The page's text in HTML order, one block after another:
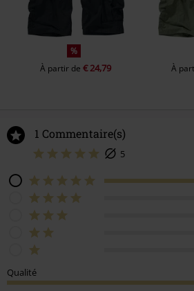
%
À partir de€ 24,79
À
1 Commentaire(s)
5
Qualité